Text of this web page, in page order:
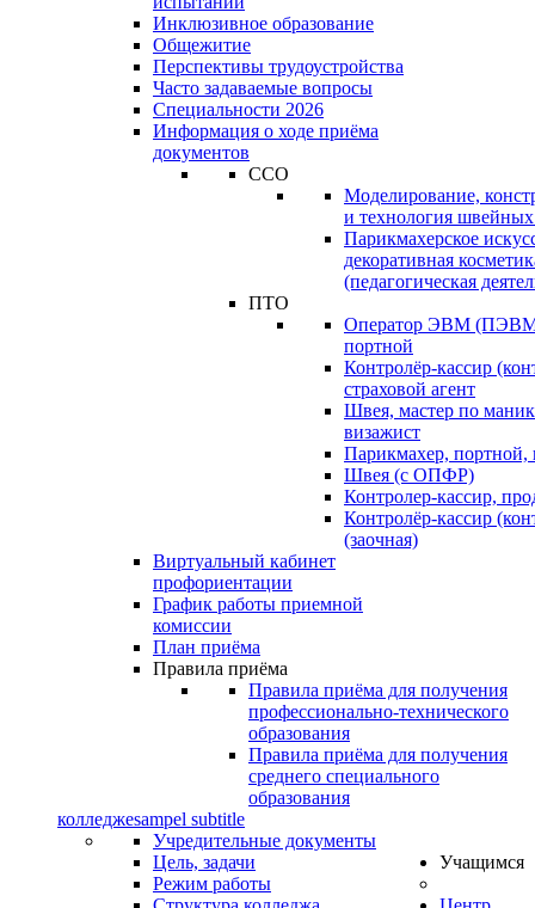
Инклюзивное образование
Общежитие
Перспективы трудоустройства
Часто задаваемые вопросы
Специальности 2026
Информация о ходе приёма
документов
ССО
Моделирование,
и технология
Парикмахерское
декоративная
(педагогическая
ПТО
Оператор ЭВМ
портной
Контролёр-кассир
страховой агент
Швея, мастер по
визажист
Парикмахер, портной,
Швея (с ОПФР)
Контролер-кассир,
Контролёр-кассир
(заочная)
Виртуальный кабинет
профориентации
График работы приемной
комиссии
План приёма
Правила приёма
Правила приёма для получения
профессионально-технического
образования
Правила приёма для получения
среднего специального
образования
колледжеsampel subtitle
Учредительные документы
Цель, задачи
Режим работы
Учащимся